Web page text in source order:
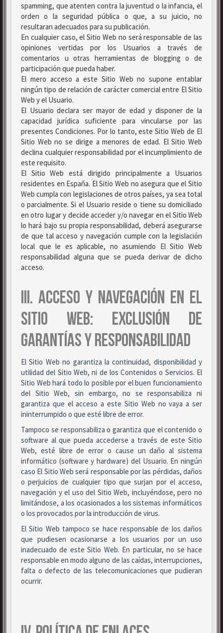
spamming, que atenten contra la juventud o la infancia, el
orden o la seguridad pública o que, a su juicio, no
resultaran adecuados para su publicación.
En cualquier caso, el Sitio Web no será responsable de las
opiniones vertidas por los Usuarios a través de
comentarios u otras herramientas de blogging o de
participación que pueda haber.
El mero acceso a este Sitio Web no supone entablar
ningún tipo de relación de carácter comercial entre El Sitio
Web y el Usuario.
El Usuario declara ser mayor de edad y disponer de la
capacidad jurídica suficiente para vincularse por las
presentes Condiciones. Por lo tanto, este Sitio Web de El
Sitio Web no se dirige a menores de edad. El Sitio Web
declina cualquier responsabilidad por el incumplimiento de
este requisito.
El Sitio Web está dirigido principalmente a Usuarios
residentes en España. El Sitio Web no asegura que el Sitio
Web cumpla con legislaciones de otros países, ya sea total
o parcialmente. Si el Usuario reside o tiene su domiciliado
en otro lugar y decide acceder y/o navegar en el Sitio Web
lo hará bajo su propia responsabilidad, deberá asegurarse
de que tal acceso y navegación cumple con la legislación
local que le es aplicable, no asumiendo El Sitio Web
responsabilidad alguna que se pueda derivar de dicho
acceso.
III. ACCESO Y NAVEGACIÓN EN EL
SITIO WEB: EXCLUSIÓN DE
GARANTÍAS Y RESPONSABILIDAD
El Sitio Web no garantiza la continuidad, disponibilidad y
utilidad del Sitio Web, ni de los Contenidos o Servicios. El
Sitio Web hará todo lo posible por el buen funcionamiento
del Sitio Web, sin embargo, no se responsabiliza ni
garantiza que el acceso a este Sitio Web no vaya a ser
ininterrumpido o que esté libre de error.
Tampoco se responsabiliza o garantiza que el contenido o
software al que pueda accederse a través de este Sitio
Web, esté libre de error o cause un daño al sistema
informático (software y hardware) del Usuario. En ningún
caso El Sitio Web será responsable por las pérdidas, daños
o perjuicios de cualquier tipo que surjan por el acceso,
navegación y el uso del Sitio Web, incluyéndose, pero no
limitándose, a los ocasionados a los sistemas informáticos
o los provocados por la introducción de virus.
El Sitio Web tampoco se hace responsable de los daños
que pudiesen ocasionarse a los usuarios por un uso
inadecuado de este Sitio Web. En particular, no se hace
responsable en modo alguno de las caídas, interrupciones,
falta o defecto de las telecomunicaciones que pudieran
ocurrir.